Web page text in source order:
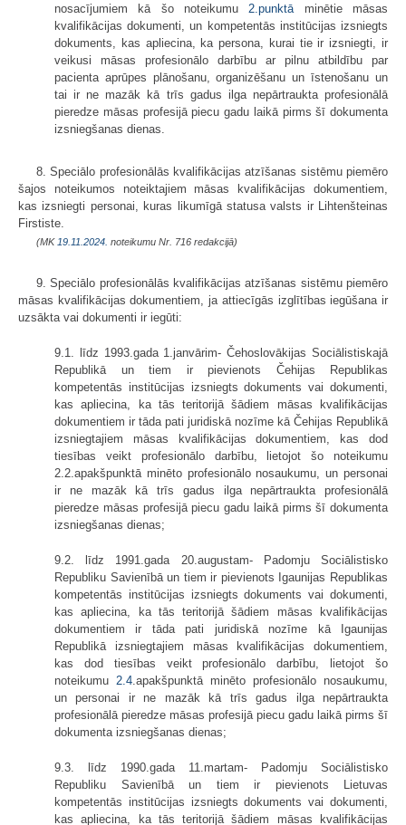
nosacījumiem kā šo noteikumu 2.punktā minētie māsas
kvalifikācijas dokumenti, un kompetentās institūcijas izsniegts
dokuments, kas apliecina, ka persona, kurai tie ir izsniegti, ir
veikusi māsas profesionālo darbību ar pilnu atbildību par
pacienta aprūpes plānošanu, organizēšanu un īstenošanu un
tai ir ne mazāk kā trīs gadus ilga nepārtraukta profesionālā
pieredze māsas profesijā piecu gadu laikā pirms šī dokumenta
izsniegšanas dienas.
8. Speciālo profesionālās kvalifikācijas atzīšanas sistēmu piemēro
šajos noteikumos noteiktajiem māsas kvalifikācijas dokumentiem,
kas izsniegti personai, kuras likumīgā statusa valsts ir Lihtenšteinas
Firstiste.
(MK 19.11.2024. noteikumu Nr. 716 redakcijā)
9. Speciālo profesionālās kvalifikācijas atzīšanas sistēmu piemēro
māsas kvalifikācijas dokumentiem, ja attiecīgās izglītības iegūšana ir
uzsākta vai dokumenti ir iegūti:
9.1. līdz 1993.gada 1.janvārim- Čeho­slovākijas Sociālistiskajā
Repub­likā un tiem ir pievienots Čehijas Republikas
kompetentās institūcijas izsniegts dokuments vai dokumenti,
kas apliecina, ka tās teritorijā šādiem māsas kvali­fikācijas
dokumentiem ir tāda pati juridiskā nozīme kā Čehijas Republikā
izsniegtajiem māsas kvalifikācijas dokumentiem, kas dod
tiesības veikt profe­sionālo darbību, lietojot šo noteikumu
2.2.apakšpunktā minēto profesionālo nosaukumu, un personai
ir ne mazāk kā trīs gadus ilga nepārtraukta profesionālā
pieredze māsas profesijā piecu gadu laikā pirms šī dokumenta
izsniegšanas dienas;
9.2. līdz 1991.gada 20.augustam- Padomju Sociālistisko
Republiku Savienībā un tiem ir pievienots Igaunijas Republikas
kompetentās institūcijas izsniegts dokuments vai dokumenti,
kas apliecina, ka tās teritorijā šādiem māsas kvalifikācijas
dokumentiem ir tāda pati juridiskā nozīme kā Igaunijas
Republikā izsniegtajiem māsas kvalifikācijas dokumentiem,
kas dod tiesības veikt profesio­nālo darbību, lietojot šo
noteikumu 2.4 .apakš­punktā minēto profesionālo nosaukumu,
un personai ir ne mazāk kā trīs gadus ilga nepārtraukta
profesionālā pieredze māsas profesijā piecu gadu laikā pirms šī
dokumenta izsniegšanas dienas;
9.3. līdz 1990.gada 11.martam- Padomju Sociālistisko
Republiku Savie­nībā un tiem ir pievienots Lietuvas
kompetentās institūcijas izsniegts dokuments vai dokumenti,
kas apliecina, ka tās teritorijā šādiem māsas kvalifikācijas